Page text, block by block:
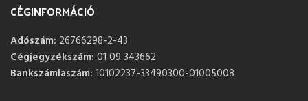
CÉGINFORMÁCIÓ
Adószám: 26766298-2-43
Cégjegyzékszám: 01 09 343662
Bankszámlaszám: 10102237-33490300-01005008